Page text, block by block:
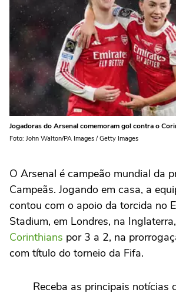
Jogadoras do Arsenal comemoram gol contra o
Foto: John Walton/PA Images / Getty Images
O Arsenal é campeão mundial da
Campeãs. Jogando em casa, a
contou com o apoio da torcida no
Stadium, em Londres, na
Corinthians por 3 a 2, na
com título do torneio da Fifa.
Receba as principais notícias